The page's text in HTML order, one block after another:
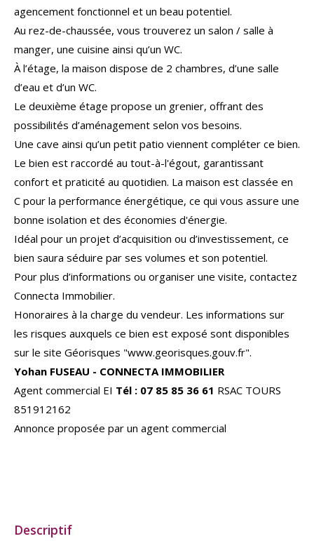
agencement fonctionnel et un beau potentiel.
Au rez-de-chaussée, vous trouverez un salon / salle à
manger, une cuisine ainsi qu’un WC.
À l’étage, la maison dispose de 2 chambres, d’une salle
d’eau et d’un WC.
Le deuxième étage propose un grenier, offrant des
possibilités d’aménagement selon vos besoins.
Une cave ainsi qu’un petit patio viennent compléter ce bien.
Le bien est raccordé au tout-à-l'égout, garantissant
confort et praticité au quotidien. La maison est classée en
C pour la performance énergétique, ce qui vous assure une
bonne isolation et des économies d'énergie.
Idéal pour un projet d’acquisition ou d’investissement, ce
bien saura séduire par ses volumes et son potentiel.
Pour plus d’informations ou organiser une visite, contactez
Connecta Immobilier.
Honoraires à la charge du vendeur. Les informations sur
les risques auxquels ce bien est exposé sont disponibles
sur le site Géorisques "www.georisques.gouv.fr".
Yohan FUSEAU - CONNECTA IMMOBILIER
Agent commercial EI Tél : 07 85 85 36 61 RSAC TOURS
851912162
Annonce proposée par un agent commercial
descriptif